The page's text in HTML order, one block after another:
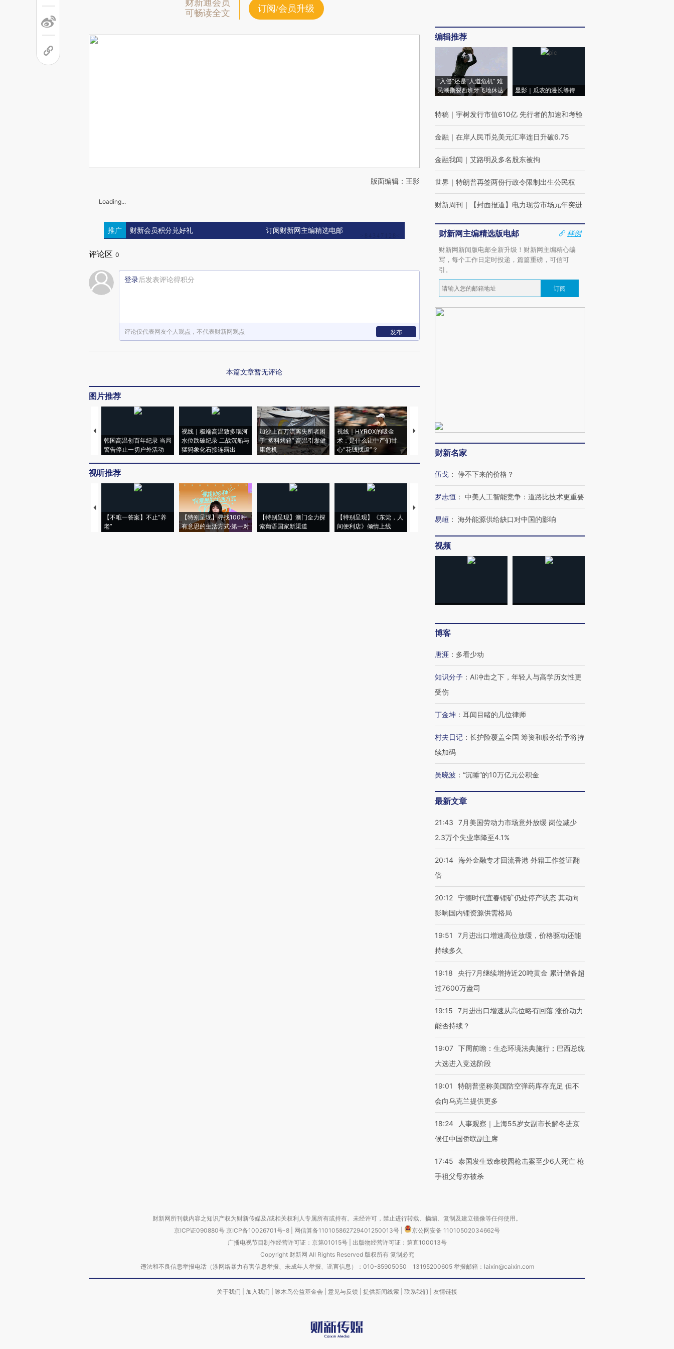
财新通会员
可畅读全文
订阅/会员升级
版面编辑：王影
Loading...
推广 财新会员积分兑好礼 订阅财新网主编精选电邮
评论区 0
登录后发表评论得积分
评论仅代表网友个人观点，不代表财新网观点 发布
本篇文章暂无评论
图片推荐
韩国高温创百年纪录 当局
警告停止一切户外活动
视线｜极端高温致多瑙河
水位跌破纪录 二战沉船与
猛犸象化石接连露出
加沙上百万流离失所者困
于“塑料烤箱” 高温引发健
康危机
视线｜HYROX的吸金
术：是什么让中产们甘
心“花钱找虐”？
马航飞行员跨国走私7万
视线｜被称为“蟑螂”的印
视线｜“入侵”还是“人道危
视听推荐
【不唯一答案】不止“养
老”
【特别呈现】寻找100种
有意思的生活方式·第一对
【特别呈现】澳门全力探
索葡语国家新渠道
【特别呈现】《东莞，人
间便利店》倾情上线
【推广】走进第四届链博
会，让数智科技“链”接产
【特别呈现】寻找100种
【商旅对话】华住集团
编辑推荐
“入侵”还是“人道危机” 难
民潮撕裂西班牙飞地休达
显影｜瓜农的漫长等待
特稿 ｜ 宇树发行市值610亿 先行者的加速和考验
金融 ｜ 在岸人民币兑美元汇率连日升破6.75
金融我闻 ｜ 艾路明及多名股东被拘
世界 ｜ 特朗普再签两份行政令限制出生公民权
财新周刊 ｜ 【封面报道】电力现货市场元年突进
财新网主编精选版电邮
样例
财新网新闻版电邮全新升级！财新网主编精心编
写，每个工作日定时投递，篇篇重磅，可信可
引。
订阅
财新名家
伍戈 ： 停不下来的价格？
罗志恒 ： 中美人工智能竞争：道路比技术更重要
易峘 ： 海外能源供给缺口对中国的影响
视频
博客
唐涯 ： 多看少动
知识分子 ： AI冲击之下，年轻人与高学历女性更
受伤
丁金坤 ： 耳闻目睹的几位律师
村夫日记 ： 长护险覆盖全国 筹资和服务给予将持
续加码
吴晓波 ： “沉睡”的10万亿元公积金
最新文章
21:43
7月美国劳动力市场意外放缓 岗位减少
2.3万个失业率降至4.1%
20:14 海外金融专才回流香港 外籍工作签证翻
倍
20:12 宁德时代宜春锂矿仍处停产状态 其动向
影响国内锂资源供需格局
19:51
7月进出口增速高位放缓，价格驱动还能
持续多久
19:18
央行7月继续增持近20吨黄金 累计储备超
过7600万盎司
19:15
7月进出口增速从高位略有回落 涨价动力
能否持续？
19:07 下周前瞻：生态环境法典施行；巴西总统
大选进入竞选阶段
19:01
特朗普坚称美国防空弹药库存充足 但不
会向乌克兰提供更多
18:24
人事观察｜上海55岁女副市长解冬进京
候任中国侨联副主席
17:45
泰国发生致命校园枪击案至少6人死亡 枪
手祖父母亦被杀
财新网所刊载内容之知识产权为财新传媒及/或相关权利人专属所有或持有。未经许可，禁止进行转载、摘编、复制及建立镜像等任何使用。
京ICP证090880号 京ICP备10026701号-8 网信算备110105862729401250013号
京公网安备 11010502034662号
广播电视节目制作经营许可证：京第01015号| 出版物经营许可证：第直100013号
Copyright 财新网 All Rights Reserved 版权所有 复制必究
违法和不良信息举报电话（涉网络暴力有害信息举报、未成年人举报、谣言信息）：010-85905050 13195200605 举报邮箱：laixin@caixin.com
关于我们 加入我们 啄木鸟公益基金会 意见与反馈 提供新闻线索 联系我们 友情链接